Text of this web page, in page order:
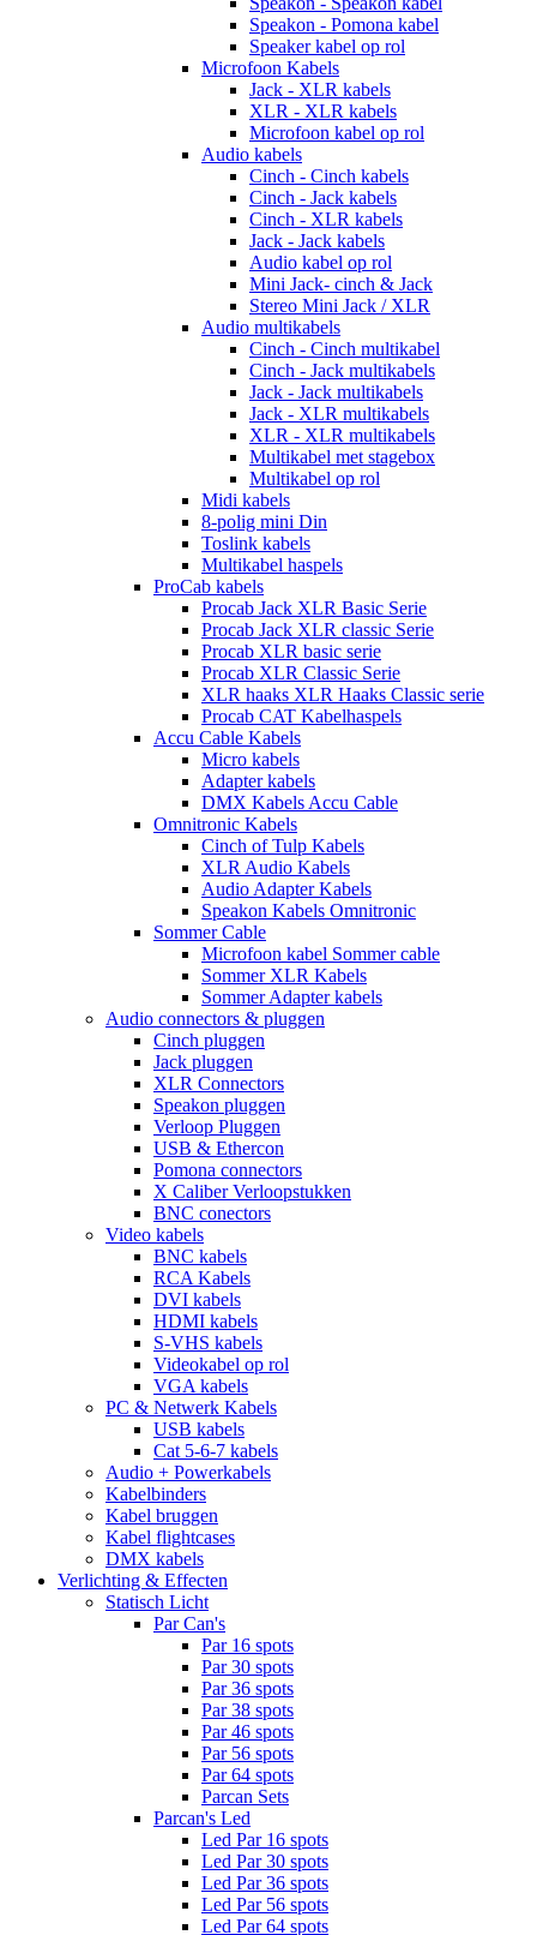
Speakon - Pomona kabel
Speaker kabel op rol
Microfoon Kabels
Jack - XLR kabels
XLR - XLR kabels
Microfoon kabel op rol
Audio kabels
Cinch - Cinch kabels
Cinch - Jack kabels
Cinch - XLR kabels
Jack - Jack kabels
Audio kabel op rol
Mini Jack- cinch & Jack
Stereo Mini Jack / XLR
Audio multikabels
Cinch - Cinch multikabel
Cinch - Jack multikabels
Jack - Jack multikabels
Jack - XLR multikabels
XLR - XLR multikabels
Multikabel met stagebox
Multikabel op rol
Midi kabels
8-polig mini Din
Toslink kabels
Multikabel haspels
ProCab kabels
Procab Jack XLR Basic Serie
Procab Jack XLR classic Serie
Procab XLR basic serie
Procab XLR Classic Serie
XLR haaks XLR Haaks Classic serie
Procab CAT Kabelhaspels
Accu Cable Kabels
Micro kabels
Adapter kabels
DMX Kabels Accu Cable
Omnitronic Kabels
Cinch of Tulp Kabels
XLR Audio Kabels
Audio Adapter Kabels
Speakon Kabels Omnitronic
Sommer Cable
Microfoon kabel Sommer cable
Sommer XLR Kabels
Sommer Adapter kabels
Audio connectors & pluggen
Cinch pluggen
Jack pluggen
XLR Connectors
Speakon pluggen
Verloop Pluggen
USB & Ethercon
Pomona connectors
X Caliber Verloopstukken
BNC conectors
Video kabels
BNC kabels
RCA Kabels
DVI kabels
HDMI kabels
S-VHS kabels
Videokabel op rol
VGA kabels
PC & Netwerk Kabels
USB kabels
Cat 5-6-7 kabels
Audio + Powerkabels
Kabelbinders
Kabel bruggen
Kabel flightcases
DMX kabels
Verlichting & Effecten
Statisch Licht
Par Can's
Par 16 spots
Par 30 spots
Par 36 spots
Par 38 spots
Par 46 spots
Par 56 spots
Par 64 spots
Parcan Sets
Parcan's Led
Led Par 16 spots
Led Par 30 spots
Led Par 36 spots
Led Par 56 spots
Led Par 64 spots